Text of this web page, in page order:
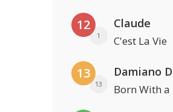
12
1
Claude
C'est La Vie
13
13
Damiano
Born With